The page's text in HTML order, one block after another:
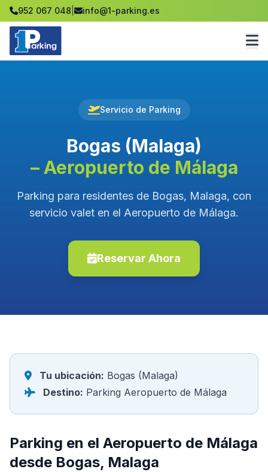
952 067 048 info@1-parking.es
Servicio de Parking
Bogas (Malaga)
– Aeropuerto de Málaga
Parking para residentes de Bogas, Malaga, con
servicio valet en el Aeropuerto de Málaga.
Reservar Ahora
Tu ubicación: Bogas (Malaga)
Destino: Parking Aeropuerto de Málaga
Parking en el Aeropuerto de Málaga
desde Bogas, Malaga